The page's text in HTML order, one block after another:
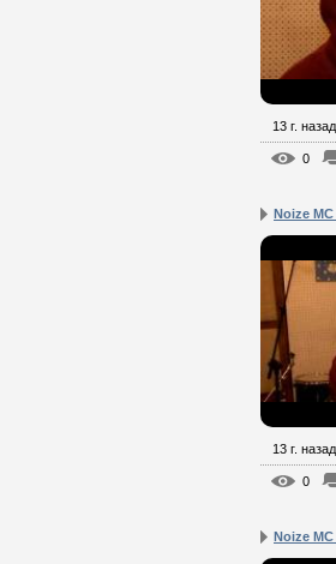
13 г. назад
0
Noize
13 г. назад
0
Noize